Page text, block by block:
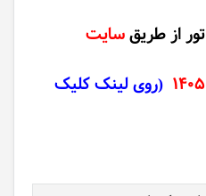
از طریقسایت
(روی لینک کلیک